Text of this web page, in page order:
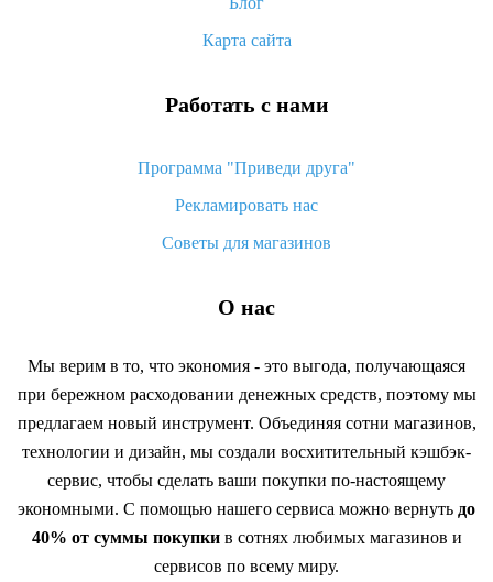
Карта сайта
Работать с нами
Программа "Приведи друга"
Рекламировать нас
Советы для магазинов
О нас
Мы верим в то, что экономия - это выгода, получающаяся
при бережном расходовании денежных средств, поэтому мы
предлагаем новый инструмент. Объединяя сотни магазинов,
технологии и дизайн, мы создали восхитительный кэшбэк-
сервис, чтобы сделать ваши покупки по-настоящему
экономными. С помощью нашего сервиса можно вернуть до
40% от суммы покупкив сотнях любимых магазинов и
сервисов по всему миру.